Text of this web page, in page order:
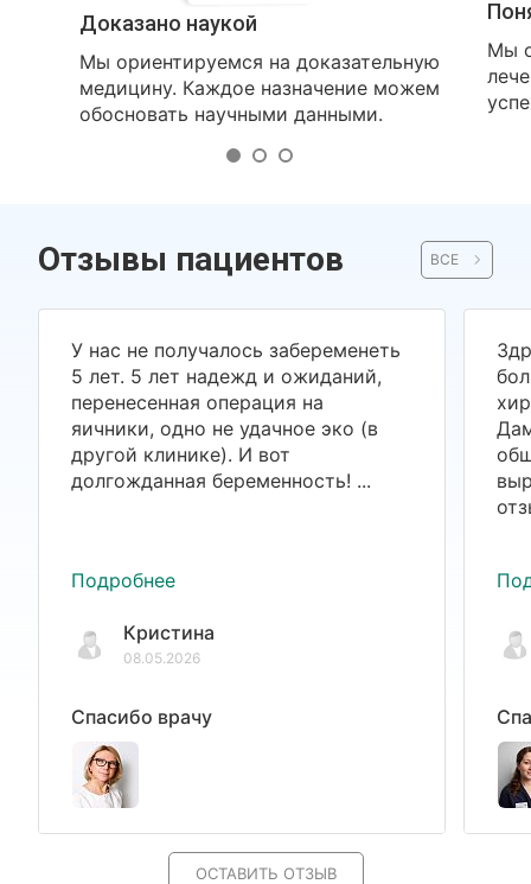
Доказано наукой
Мы ориентируемся на доказательную
медицину. Каждое назначение можем
обосновать научными данными.
Мы
Отзывы пациентов ВСЕ
У нас не получалось забеременеть
5 лет. 5 лет надежд и ожиданий,
перенесенная операция на
яичники, одно не удачное эко (в
другой клинике). И вот
долгожданная беременность! ...
Подробнее
Кристина
08.05.2026
Спасибо врачу
ОСТАВИТЬ ОТЗЫВ